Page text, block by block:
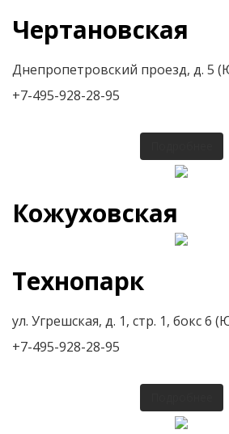
Чертановская
Днепропетровский проезд, д. 5
+7-495-928-28-95
Кожуховская
Технопарк
ул. Угрешская, д. 1, стр. 1, бокс 6
+7-495-928-28-95